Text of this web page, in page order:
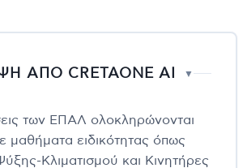
ΑΠΟ CRETAONE AI ▼
των ΕΠΑΛ ολοκληρώνονται
μαθήματα ειδικότητας όπως
Κλιματισμού και Κινητήρες